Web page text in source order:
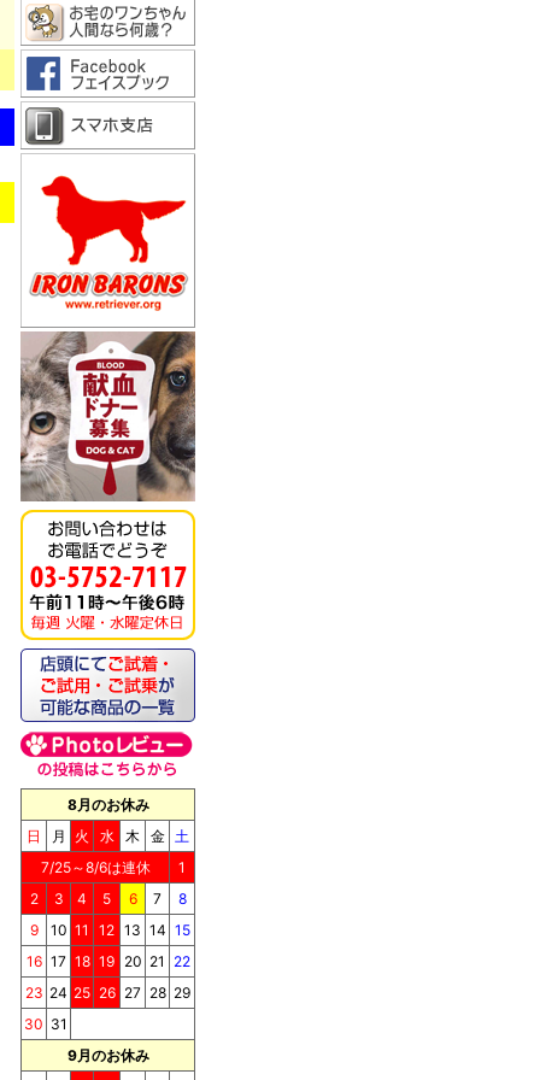
8月のお休み
日
月 火 水 木 金 土
7/25～8/6は連休
1
2
3 4 5 6 7
8
9
10 11 12 13 14 15
16 17 18 19 20 21
22
23 24 25 26 27 28 29
30 31
9月のお休み
《キッチンドッグ！》モ
ンデリ
《キッチンドッグ！》ブ
リス（至福のケーキ）
《キッチンドッグ！》シ
ョコラッティ（至福のケ
ーキ）